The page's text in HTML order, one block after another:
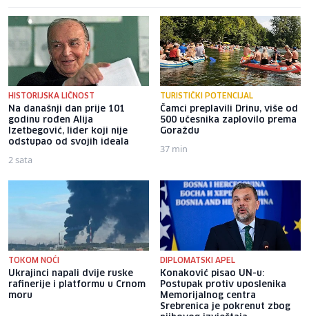
HISTORIJSKA LIČNOST
Na današnji dan prije 101
godinu rođen Alija
Izetbegović, lider koji nije
odstupao od svojih ideala
2 sata
TURISTIČKI POTENCIJAL
Čamci preplavili Drinu, više od
500 učesnika zaplovilo prema
Goraždu
37 min
TOKOM NOĆI
Ukrajinci napali dvije ruske
rafinerije i platformu u Crnom
moru
DIPLOMATSKI APEL
Konaković pisao UN-u:
Postupak protiv uposlenika
Memorijalnog centra
Srebrenica je pokrenut zbog